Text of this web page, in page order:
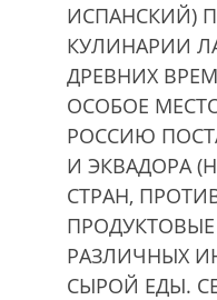
ИСПАНСКИЙ)
КУЛИНАРИИ
ДРЕВНИХ
ОСОБОЕ
РОССИЮ
И ЭКВАДОРА
СТРАН,
РАЗЛИЧНЫХ
СЫРОЙ ЕДЫ.